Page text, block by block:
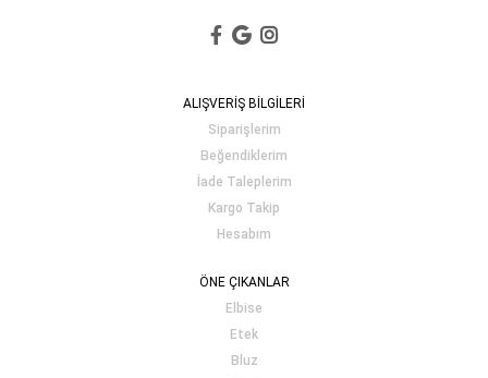
ALIŞVERİŞ BİLGİLERİ
Siparişlerim
Beğendiklerim
İade Taleplerim
Kargo Takip
Hesabım
ÖNE ÇIKANLAR
Elbise
Etek
Bluz